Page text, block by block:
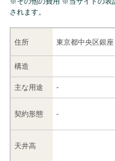
住所 東京都中央区銀
構造
主な用途 -
契約形態 -
天井高
されます。